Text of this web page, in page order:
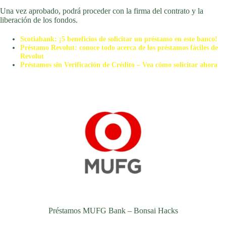
Una vez aprobado, podrá proceder con la firma del contrato y la
liberación de los fondos.
Scotiabank: ¡5 beneficios de solicitar un préstamo en este banco!
Préstamo Revolut: conoce todo acerca de los préstamos fáciles de
Revolut
Préstamos sin Verificación de Crédito – Vea cómo solicitar ahora
Préstamos MUFG Bank – Bonsai Hacks